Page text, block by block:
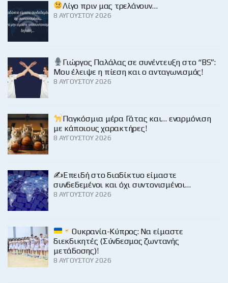
Λίγο πριν μας τρελάνουν…
8 ΑΥΓΟΎΣΤΟΥ 2026
Γιώργος Παλάλας σε συνέντευξη στο “BS”:
Μου έλειψε η πίεση και ο ανταγωνισμός!
8 ΑΥΓΟΎΣΤΟΥ 2026
Παγκόσμια μέρα Γάτας και… εναρμόνιση
με κάποιους χαρακτήρες!
8 ΑΥΓΟΎΣΤΟΥ 2026
✍️Επειδή στο διαδίκτυο είμαστε
συνδεδεμένοι και όχι συντονισμένοι…
8 ΑΥΓΟΎΣΤΟΥ 2026
Ουκρανία-Κύπρος: Να είμαστε
διεκδικητές (Σύνδεσμος ζωντανής
μετάδοσης)!
8 ΑΥΓΟΎΣΤΟΥ 2026